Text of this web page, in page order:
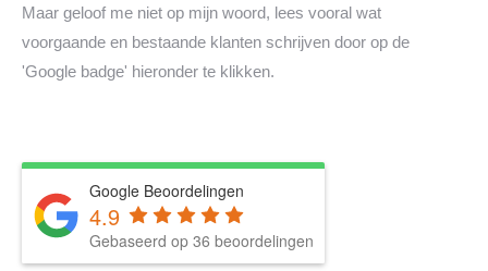
Maar geloof me niet op mijn woord, lees vooral wat
voorgaande en bestaande klanten schrijven door op de
'Google badge' hieronder te klikken.
Google Beoordelingen
4.9
Gebaseerd op 36 beoordelingen